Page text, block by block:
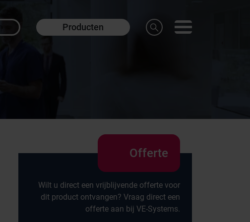
Producten
Offerte
Wilt u direct een vrijblijvende offerte voor
dit product ontvangen? Vraag direct een
offerte aan bij VE-Systems.